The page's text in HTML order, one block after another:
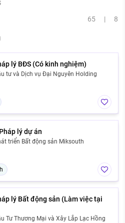
65 | 8
lý BĐS (Có kinh nghiệm)
tư và Dịch vụ Đại Nguyên Holding
lý dự án
triển Bất động sản Miksouth
lý Bất động sản (Làm việc tại
Tư Thương Mại và Xây Lắp Lạc Hồng